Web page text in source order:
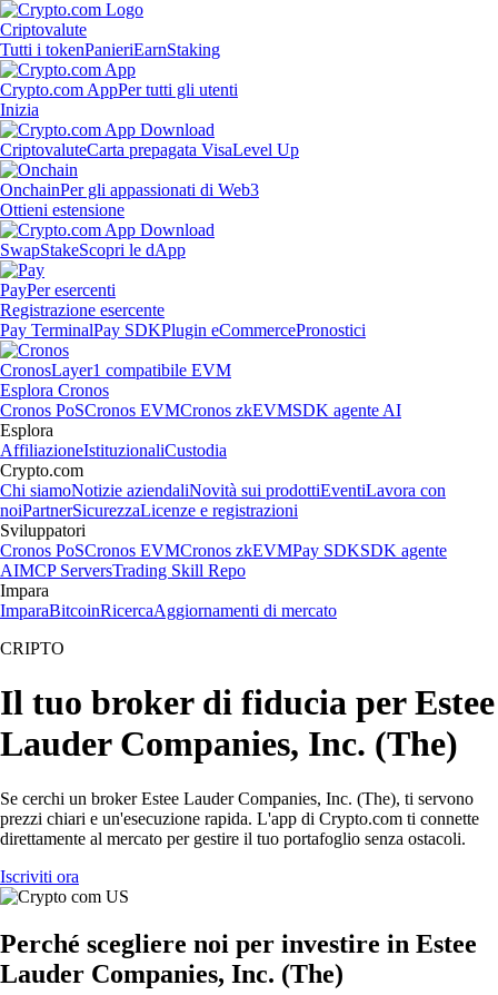
Criptovalute
Tutti i tokenPanieriEarnStaking
Crypto.com AppPer tutti gli utenti
Inizia
CriptovaluteCarta prepagata VisaLevel Up
OnchainPer gli appassionati di Web3
Ottieni estensione
SwapStakeScopri le dApp
PayPer esercenti
Registrazione esercente
Pay TerminalPay SDKPlugin eCommercePronostici
CronosLayer1 compatibile EVM
Esplora Cronos
Cronos PoSCronos EVMCronos zkEVMSDK agente AI
Esplora
AffiliazioneIstituzionaliCustodia
Crypto.com
Chi siamoNotizie aziendaliNovità sui prodottiEventiLavora con
noiPartnerSicurezzaLicenze e registrazioni
Sviluppatori
Cronos PoSCronos EVMCronos zkEVMPay SDKSDK agente
AIMCP ServersTrading Skill Repo
Impara
ImparaBitcoinRicercaAggiornamenti di mercato
CRIPTO
Il tuo broker di fiducia per Estee
Lauder Companies, Inc. (The)
Se cerchi un broker Estee Lauder Companies, Inc. (The), ti servono
prezzi chiari e un'esecuzione rapida. L'app di Crypto.com ti connette
direttamente al mercato per gestire il tuo portafoglio senza ostacoli.
Iscriviti ora
Perché scegliere noi per investire in Estee
Lauder Companies, Inc. (The)